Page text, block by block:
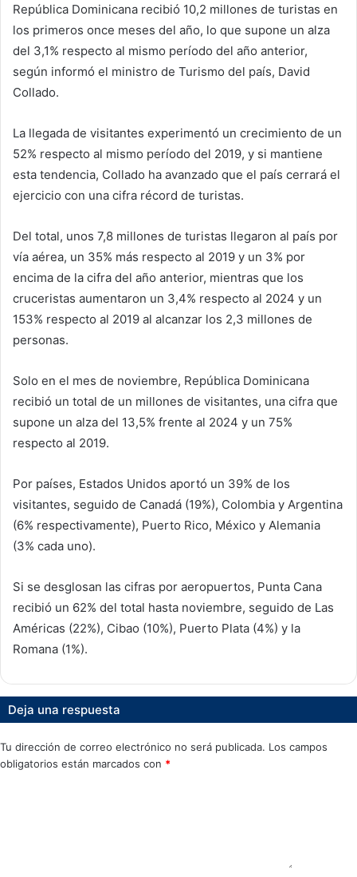
República Dominicana recibió 10,2 millones de turistas en
los primeros once meses del año, lo que supone un alza
del 3,1% respecto al mismo período del año anterior,
según informó el ministro de Turismo del país, David
Collado.
La llegada de visitantes experimentó un crecimiento de un
52% respecto al mismo período del 2019, y si mantiene
esta tendencia, Collado ha avanzado que el país cerrará el
ejercicio con una cifra récord de turistas.
Del total, unos 7,8 millones de turistas llegaron al país por
vía aérea, un 35% más respecto al 2019 y un 3% por
encima de la cifra del año anterior, mientras que los
cruceristas aumentaron un 3,4% respecto al 2024 y un
153% respecto al 2019 al alcanzar los 2,3 millones de
personas.
Solo en el mes de noviembre, República Dominicana
recibió un total de un millones de visitantes, una cifra que
supone un alza del 13,5% frente al 2024 y un 75%
respecto al 2019.
Por países, Estados Unidos aportó un 39% de los
visitantes, seguido de Canadá (19%), Colombia y Argentina
(6% respectivamente), Puerto Rico, México y Alemania
(3% cada uno).
Si se desglosan las cifras por aeropuertos, Punta Cana
recibió un 62% del total hasta noviembre, seguido de Las
Américas (22%), Cibao (10%), Puerto Plata (4%) y la
Romana (1%).
Deja una respuesta
Tu dirección de correo electrónico no será publicada. Los campos
obligatorios están marcados con *